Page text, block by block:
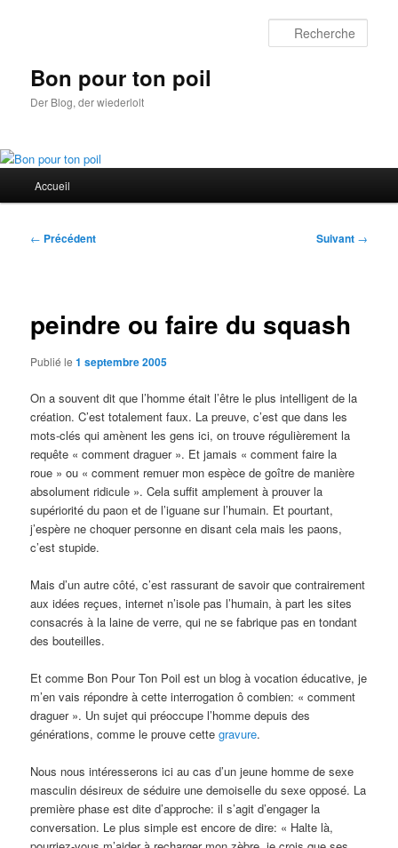
Bon pour ton poil
Der Blog, der wiederlolt
principal
Accueil
Navigation
← Précédent Suivant →
peindre ou faire du squash
Publié le1 septembre 2005
On a souvent dit que l’homme était l’être le plus intelligent de la
création. C’est totalement faux. La preuve, c’est que dans les
mots-clés qui amènent les gens ici, on trouve régulièrement la
requête « comment draguer ». Et jamais « comment faire la
roue » ou « comment remuer mon espèce de goître de manière
absolument ridicule ». Cela suffit amplement à prouver la
supériorité du paon et de l’iguane sur l’humain. Et pourtant,
j’espère ne choquer personne en disant cela mais les paons,
c’est stupide.
Mais d’un autre côté, c’est rassurant de savoir que contrairement
aux idées reçues, internet n’isole pas l’humain, à part les sites
consacrés à la laine de verre, qui ne se fabrique pas en tondant
des bouteilles.
Et comme Bon Pour Ton Poil est un blog à vocation éducative, je
m’en vais répondre à cette interrogation ô combien: « comment
draguer ». Un sujet qui préoccupe l’homme depuis des
générations, comme le prouve cettegravure.
Nous nous intéresserons ici au cas d’un jeune homme de sexe
masculin désireux de séduire une demoiselle du sexe opposé. La
première phase est dite d’approche: il s’agit d’engager la
conversation. Le plus simple est encore de dire: « Halte là,